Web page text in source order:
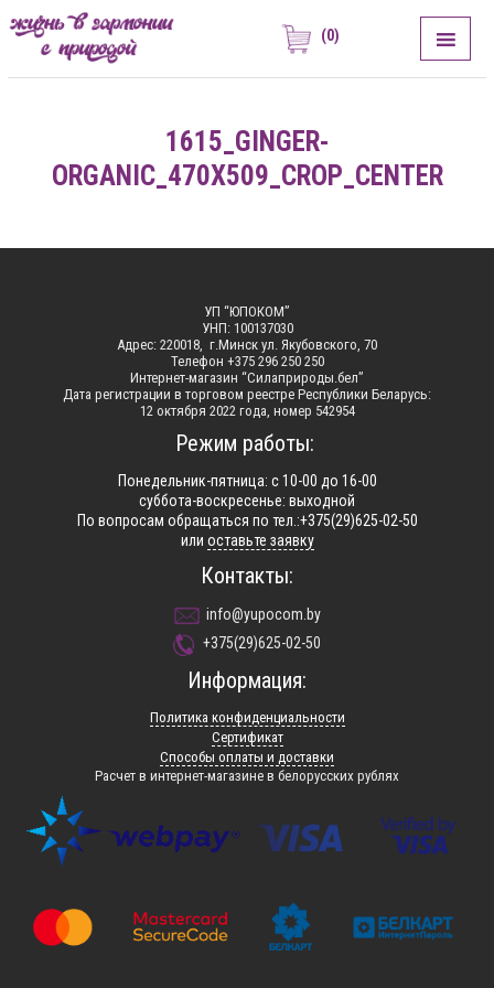
Сила Природы
(0)
1615_GINGER-
ORGANIC_470X509_CROP_CENTER
УП “ЮПОКОМ”
УНП: 100137030
Адрес: 220018, г.Минск ул. Якубовского, 70
Телефон +375 296 250 250
Интернет-магазин “Силаприроды.бел”
Дата регистрации в торговом реестре Республики Беларусь:
12 октября 2022 года, номер 542954
Режим работы:
Понедельник-пятница: с 10-00 до 16-00
суббота-воскресенье: выходной
По вопросам обращаться по тел.:+375(29)625-02-50
или оставьте заявку
Контакты:
info@yupocom.by
+375(29)625-02-50
Информация:
Политика конфиденциальности
Сертификат
Способы оплаты и доставки
Расчет в интернет-магазине в белорусских рублях